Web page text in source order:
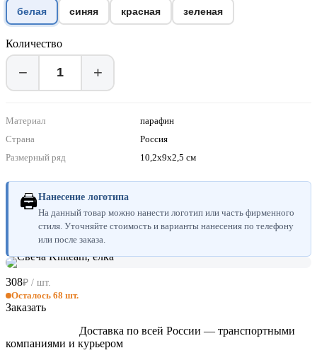
белая синяя красная зеленая
Количество
− +
Материал
парафин
Страна
Россия
Размерный ряд
10,2х9х2,5 см
🖨Нанесение логотипа
На данный товар можно нанести логотип или часть фирменного
стиля. Уточняйте стоимость и варианты нанесения по телефону
или после заказа.
308₽ / шт.
Осталось 68 шт.
Заказать
Доставка по всей России — транспортными
компаниями и курьером